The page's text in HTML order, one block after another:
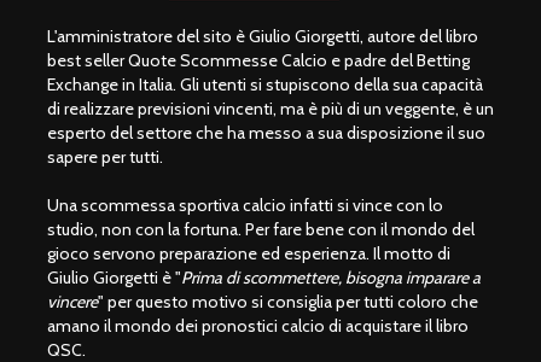
L'amministratore del sito è Giulio Giorgetti, autore del libro
best seller Quote Scommesse Calcio e padre del Betting
Exchange in Italia. Gli utenti si stupiscono della sua capacità
di realizzare previsioni vincenti, ma è più di un veggente, è un
esperto del settore che ha messo a sua disposizione il suo
sapere per tutti.
Una scommessa sportiva calcio infatti si vince con lo
studio, non con la fortuna. Per fare bene con il mondo del
gioco servono preparazione ed esperienza. Il motto di
Giulio Giorgetti è "Prima di scommettere, bisogna imparare a
vincere" per questo motivo si consiglia per tutti coloro che
amano il mondo dei pronostici calcio di acquistare il libro
QSC.